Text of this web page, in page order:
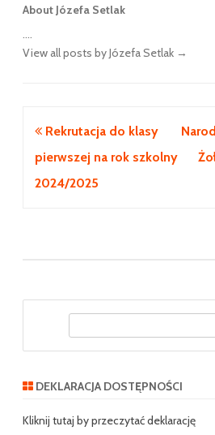
About Józefa Setlak
....
View all posts by Józefa Setlak →
Nawigacja
wpisu
Rekrutacja do klasy
pierwszej na rok szkolny
2024/2025
r
h
DEKLARACJA DOSTĘPNOŚCI
Kliknij tutaj by przeczytać deklarację